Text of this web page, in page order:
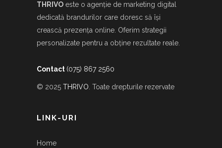
THRIVO este o agenție de marketing digital
dedicată brandurilor care doresc să își
crească prezența online. Oferim strategii
personalizate pentru a obține rezultate reale.
Contact (075) 867 2560
© 2025 THRIVO . Toate drepturile rezervate
LINK-URI
Home